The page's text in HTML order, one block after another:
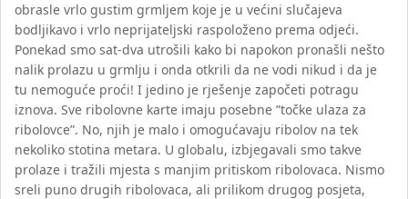
obrasle vrlo gustim grmljem koje je u većini slučajeva
bodljikavo i vrlo neprijateljski raspoloženo prema odjeći.
Ponekad smo sat-dva utrošili kako bi napokon pronašli nešto
nalik prolazu u grmlju i onda otkrili da ne vodi nikud i da je
tu nemoguće proći! I jedino je rješenje započeti potragu
iznova. Sve ribolovne karte imaju posebne ”točke ulaza za
ribolovce”. No, njih je malo i omogućavaju ribolov na tek
nekoliko stotina metara. U globalu, izbjegavali smo takve
prolaze i tražili mjesta s manjim pritiskom ribolovaca. Nismo
sreli puno drugih ribolovaca, ali prilikom drugog posjeta,